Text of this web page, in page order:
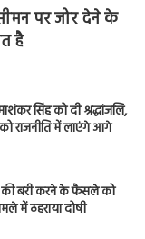
पर जोर देने के
है
सिंह को दी श्रद्धांजलि,
राजनीति में लाएंगे आगे
की बरी करने के फैसले को
में ठहराया दोषी